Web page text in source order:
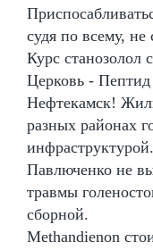
судя по всему, не
Курс станозолол
Церковь -
Нефтекамск!
разных районах
инфраструктурой.
Павлюченко не
травмы
сборной.
Methandienon